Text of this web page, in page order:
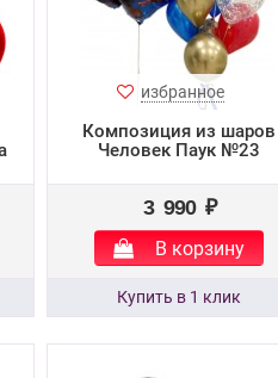
избранное
Композиция из шаров
Человек Паук №23
3 990 ₽
В корзину